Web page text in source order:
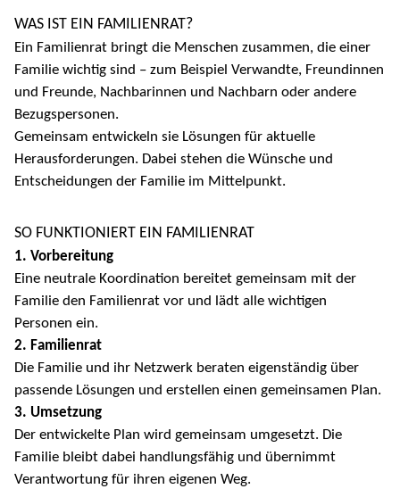
WAS IST EIN FAMILIENRAT?
Ein Familienrat bringt die Menschen zusammen, die einer
Familie wichtig sind – zum Beispiel Verwandte, Freundinnen
und Freunde, Nachbarinnen und Nachbarn oder andere
Bezugspersonen.
Gemeinsam entwickeln sie Lösungen für aktuelle
Herausforderungen. Dabei stehen die Wünsche und
Entscheidungen der Familie im Mittelpunkt.
SO FUNKTIONIERT EIN FAMILIENRAT
1. Vorbereitung
Eine neutrale Koordination bereitet gemeinsam mit der
Familie den Familienrat vor und lädt alle wichtigen
Personen ein.
2. Familienrat
Die Familie und ihr Netzwerk beraten eigenständig über
passende Lösungen und erstellen einen gemeinsamen Plan.
3. Umsetzung
Der entwickelte Plan wird gemeinsam umgesetzt. Die
Familie bleibt dabei handlungsfähig und übernimmt
Verantwortung für ihren eigenen Weg.